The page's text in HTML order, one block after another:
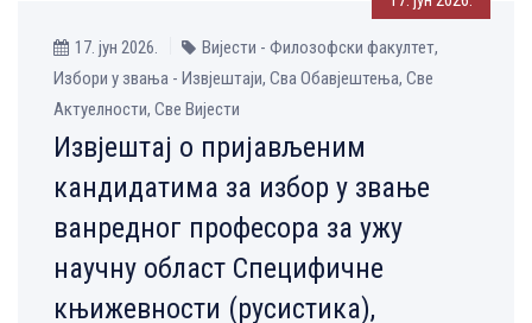
17. јун 2026.
Вијести - Филозофски факултет,
Избори у звања - Извјештаји, Сва Обавјештења, Све
Aктуелности, Све Вијести
Извјештај о пријављеним
кандидатима за избор у звање
ванредног професора за ужу
научну област Специфичне
књижевности (русистика),